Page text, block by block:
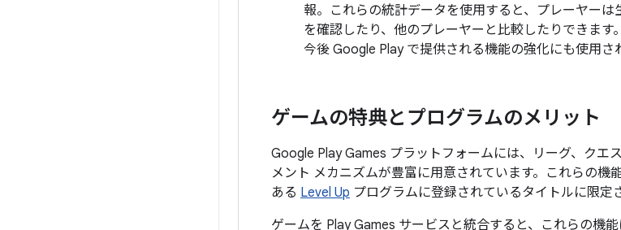
報。これらの統計データを使用すると、プレーヤー
を確認したり、他のプレーヤーと比較したりできます
今後 Google Play で提供される機能の強化にも使用さ
ゲームの特典とプログラムのメリット
Google Play Games プラットフォームには、リーグ、クエ
メント メカニズムが豊富に用意されています。これらの機
ある Level Up プログラムに登録されているタイトルに限定
ゲームを Play Games サービスと統合すると、これらの機